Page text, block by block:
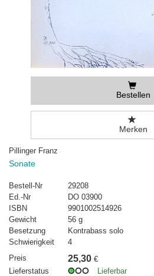
Bestellen
Merken
Pillinger Franz
Sonate
Bestell-Nr
29208
Ed.-Nr
DO 03900
ISBN
9901002514926
Gewicht
56 g
Besetzung
Kontrabass solo
Schwierigkeit
4
Preis
25,30 €
Lieferstatus
Lieferbar